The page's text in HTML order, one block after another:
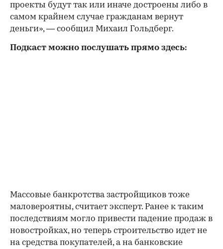
проекты будут так или иначе достроены либо в
самом крайнем случае гражданам вернут
деньги», — сообщил Михаил Гольдберг.
Подкаст можно послушать прямо здесь:
Массовые банкротства застройщиков тоже
маловероятны, считает эксперт. Ранее к таким
последствиям могло привести падение продаж в
новостройках, но теперь строительство идет не
на средства покупателей, а на банковские